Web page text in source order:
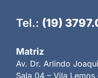
Tel.: (19)
Matriz
Av. Dr. Arlindo
Sala 04 – Vila Lemos